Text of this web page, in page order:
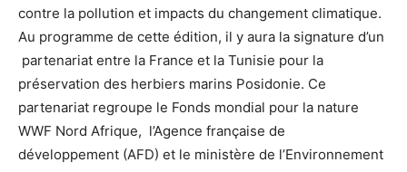
contre la pollution et impacts du changement climatique.
Au programme de cette édition, il y aura la signature d’un
partenariat entre la France et la Tunisie pour la
préservation des herbiers marins Posidonie. Ce
partenariat regroupe le Fonds mondial pour la nature
WWF Nord Afrique, l’Agence française de
développement (AFD) et le ministère de l’Environnement